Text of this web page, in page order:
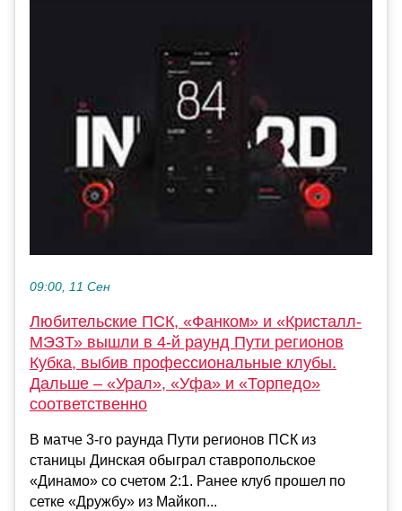
09:00, 11 Сен
Любительские ПСК, «Фанком» и «Кристалл-
МЭЗТ» вышли в 4-й раунд Пути регионов
Кубка, выбив профессиональные клубы.
Дальше – «Урал», «Уфа» и «Торпедо»
соответственно
В матче 3-го раунда Пути регионов ПСК из
станицы Динская обыграл ставропольское
«Динамо» со счетом 2:1. Ранее клуб прошел по
сетке «Дружбу» из Майкоп...